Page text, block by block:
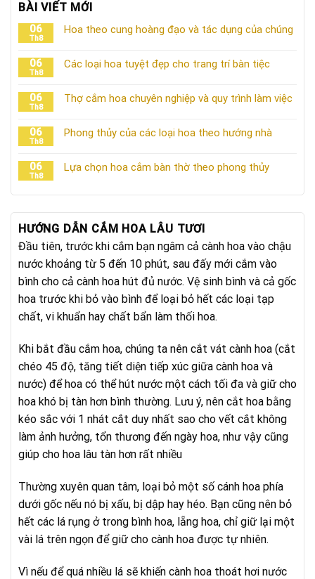
BÀI VIẾT MỚI
06
Th8
Hoa theo cung hoàng đạo và tác dụng của chúng
06
Th8
Các loại hoa tuyệt đẹp cho trang trí bàn tiệc
06
Th8
Thợ cắm hoa chuyên nghiệp và quy trình làm việc
06
Th8
Phong thủy của các loại hoa theo hướng nhà
06
Th8
Lựa chọn hoa cắm bàn thờ theo phong thủy
HƯỚNG DẪN CẮM HOA LÂU TƯƠI
Đầu tiên, trước khi cắm bạn ngâm cả cành hoa vào chậu
nước khoảng từ 5 đến 10 phút, sau đấy mới cắm vào
bình cho cả cành hoa hút đủ nước. Vệ sinh bình và cả gốc
hoa trước khi bỏ vào bình để loại bỏ hết các loại tạp
chất, vi khuẩn hay chất bẩn làm thối hoa.
Khi bắt đầu cắm hoa, chúng ta nên cắt vát cành hoa (cắt
chéo 45 độ, tăng tiết diện tiếp xúc giữa cành hoa và
nước) để hoa có thể hút nước một cách tối đa và giữ cho
hoa khó bị tàn hơn bình thường. Lưu ý, nên cắt hoa bằng
kéo sắc với 1 nhát cắt duy nhất sao cho vết cắt không
làm ảnh hưởng, tổn thương đến ngày hoa, như vậy cũng
giúp cho hoa lâu tàn hơn rất nhiều
Thường xuyên quan tâm, loại bỏ một số cánh hoa phía
dưới gốc nếu nó bị xấu, bị dập hay héo. Bạn cũng nên bỏ
hết các lá rụng ở trong bình hoa, lẵng hoa, chỉ giữ lại một
vài lá trên ngọn để giữ cho cành hoa được tự nhiên.
Vì nếu để quá nhiều lá sẽ khiến cành hoa thoát hơi nước